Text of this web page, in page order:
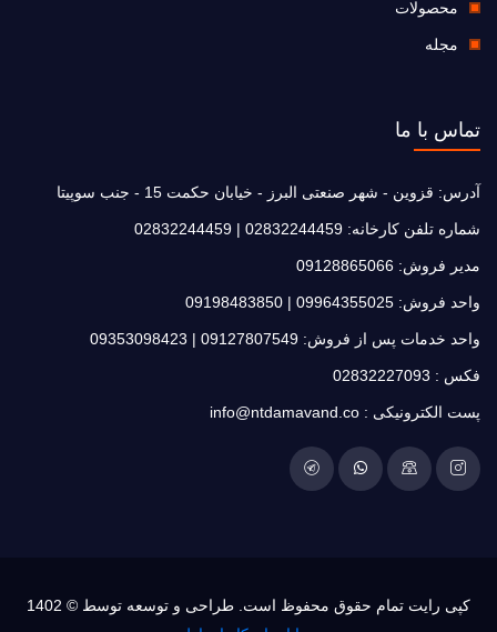
محصولات
مجله
تماس با ما
آدرس: قزوین - شهر صنعتی البرز - خیابان حکمت 15 - جنب سوپیتا
شماره تلفن کارخانه: 02832244459
|
02832244459
مدیر فروش: 09128865066
واحد فروش: 09964355025
|
09198483850
واحد خدمات پس از فروش: 09127807549
|
09353098423
فکس : 02832227093
پست الکترونیکی : info@ntdamavand.co
کپی رایت تمام حقوق محفوظ است. طراحی و توسعه توسط © 1402